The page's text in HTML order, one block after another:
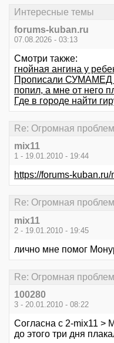
Интересные темы
forums-kuban.ru
07.08.2026 - 03:13
Смотри также:
гнойная ангина у
Прописали СУМАМЕД
попил, а мне от него
Где в городе найти
Re: Огромная
mix11
1 - 19.01.2010 - 19:44
https://forums-
Re: Огромная
mix11
2 - 19.01.2010 - 19:45
лично мне помог
Re: Огромная
100280
3 - 20.01.2010 - 08:22
Согласна с 2-mix11 >
до этого три дня